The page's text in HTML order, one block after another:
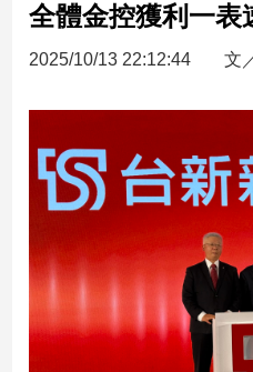
財
新
經/
股
市
地
產
全體金控獲利一表
2025/10/13 22:12:44 文